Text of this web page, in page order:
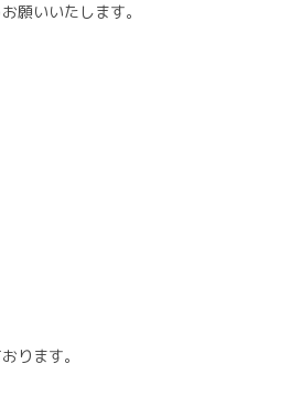
願いいたします。
ります。